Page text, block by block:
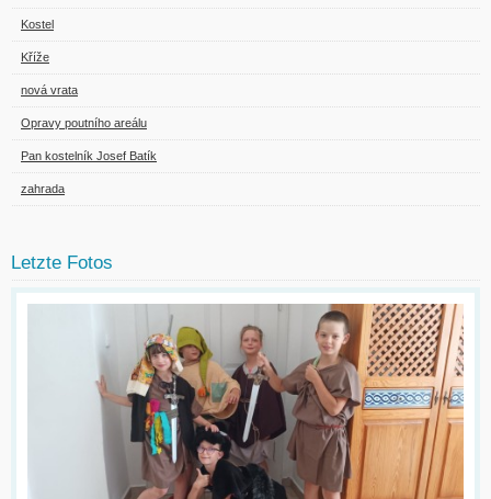
Kostel
Kříže
nová vrata
Opravy poutního areálu
Pan kostelník Josef Batík
zahrada
Letzte Fotos